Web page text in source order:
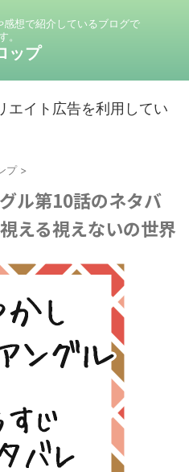
想で紹介しているブログで
。
ップ
エイト広告を利用してい
プ >
ル第10話のネタバ
える視えないの世界